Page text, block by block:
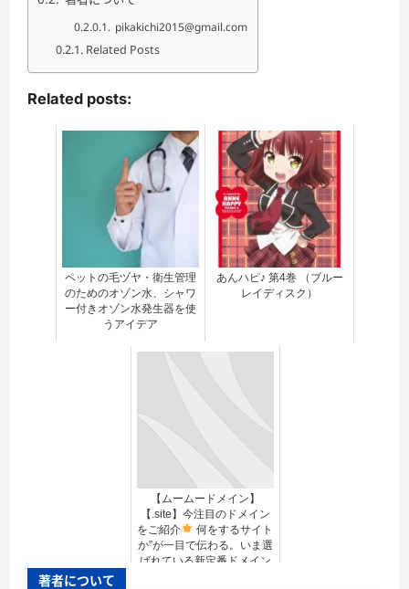
pikakichi2015@gmail.com
Related Posts
Related posts:
ペットの毛ヅヤ・衛生管理
のためのオゾン水、シャワ
ー付きオゾン水発生器を使
うアイデア
あんハピ♪ 第4巻 （ブルー
レイディスク）
【ムームードメイン】
【.site】今注目のドメイン
をご紹介
何をするサイト
か”が一目で伝わる。いま選
ばれている新定番ドメイン
著者について